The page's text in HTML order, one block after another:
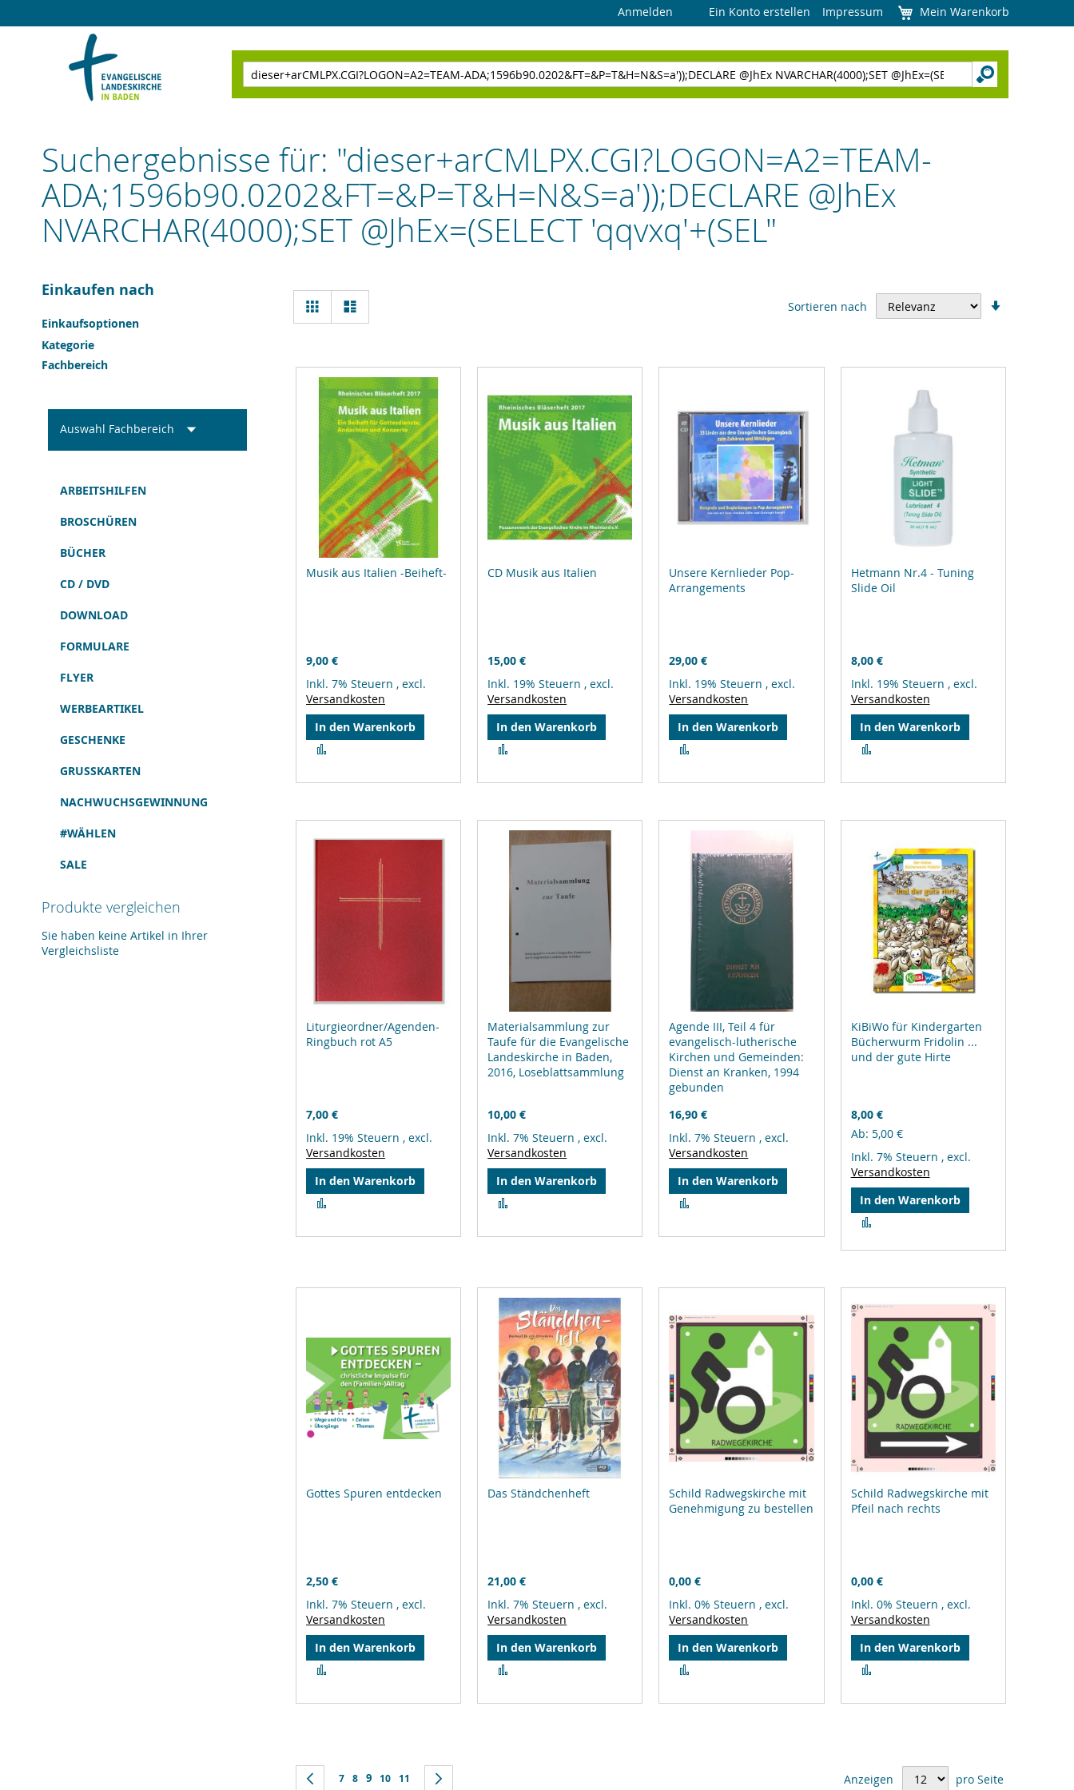
Anmelden Ein Konto erstellen Impressum Mein Warenkorb
Suchen
Suchergebnisse für: "dieser+arCMLPX.CGI?LOGON=A2=TEAM-
ADA;1596b90.0202&FT=&P=T&H=N&S=a'));DECLARE @JhEx
NVARCHAR(4000);SET @JhEx=(SELECT 'qqvxq'+(SEL"
Ansicht
als
Raster Sortieren nach
Musik aus Italien -Beiheft-
9,00 €
Inkl. 7% Steuern , excl.
Versandkosten
In den Warenkorb
CD Musik aus Italien
15,00 €
Inkl. 19% Steuern ,excl.
Versandkosten
In den Warenkorb
Unsere Kernlieder Pop-
Arrangements
29,00 €
Inkl. 19% Steuern ,excl.
Versandkosten
In den Warenkorb
Hetmann Nr.4 - Tuning
Slide Oil
8,00 €
Inkl. 19% Steuern , excl.
Versandkosten
In den Warenkorb
Liturgieordner/Agenden-
Ringbuch rot A5
7,00 €
Inkl. 19% Steuern , excl.
Versandkosten
In den Warenkorb
Materialsammlung zur
Taufe für die Evangelische
Landeskirche in Baden,
2016, Loseblattsammlung
10,00 €
Inkl. 7% Steuern ,excl.
Versandkosten
In den Warenkorb
Agende III, Teil 4 für
evangelisch-lutherische
Kirchen und Gemeinden:
Dienst an Kranken, 1994
gebunden
16,90 €
Inkl. 7% Steuern ,excl.
Versandkosten
In den Warenkorb
KiBiWo für Kindergarten
Bücherwurm Fridolin ...
und der gute Hirte
8,00 €
Ab 5,00 €
Inkl. 7% Steuern , excl.
Versandkosten
In den Warenkorb
hinzufügen
Gottes Spuren entdecken
2,50 €
Inkl. 7% Steuern , excl.
Versandkosten
In den Warenkorb
Das Ständchenheft
21,00 €
Inkl. 7% Steuern ,excl.
Versandkosten
In den Warenkorb
Schild Radwegskirche mit
Genehmigung zu bestellen
0,00 €
Inkl. 0% Steuern ,excl.
Versandkosten
In den Warenkorb
Schild Radwegskirche mit
Pfeil nach rechts
0,00 €
Inkl. 0% Steuern , excl.
Versandkosten
In den Warenkorb
Seite
Seite
Zurück
Seite
7 Seite
8 Sie lesen gerade Seite
9 Seite
10 Seite
11 Anzeigen pro Seite
Einkaufen nach
Einkaufsoptionen
Kategorie
Fachbereich
Auswahl Fachbereich
ARBEITSHILFEN
BROSCHÜREN
BÜCHER
CD / DVD
DOWNLOAD
FORMULARE
FLYER
WERBEARTIKEL
GESCHENKE
GRUSSKARTEN
NACHWUCHSGEWINNUNG
#WÄHLEN
SALE
Produkte vergleichen
Sie haben keine Artikel in Ihrer
Vergleichsliste